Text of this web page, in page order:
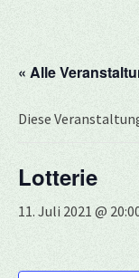
« Alle
Diese
Lotterie
11. Juli 2021 @